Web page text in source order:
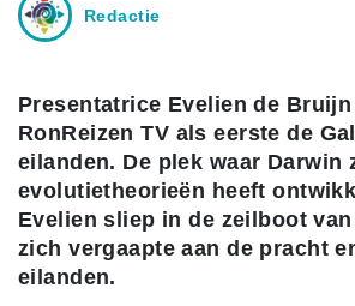
Redactie
Presentatrice Evelien de
RonReizen TV als eerste de
eilanden. De plek waar Darwin
evolutietheorieën heeft
Evelien sliep in de zeilboot
zich vergaapte aan de pracht
eilanden.